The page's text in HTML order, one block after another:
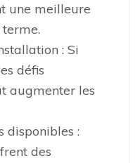
une meilleure
: Si
défis
augmenter les
disponibles :
des